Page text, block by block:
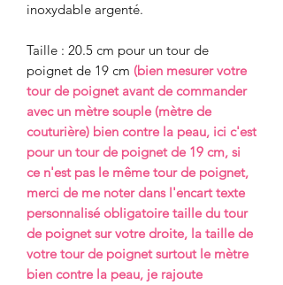
inoxydable argenté.
Taille : 20.5 cm pour un tour de
poignet de 19 cm (bien mesurer votre
tour de poignet avant de commander
avec un mètre souple (mètre de
couturière) bien contre la peau, ici c'est
pour un tour de poignet de 19 cm, si
ce n'est pas le même tour de poignet,
merci de me noter dans l'encart texte
personnalisé obligatoire taille du tour
de poignet sur votre droite, la taille de
votre tour de poignet surtout le mètre
bien contre la peau, je rajoute